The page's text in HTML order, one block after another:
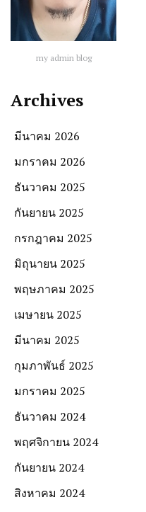
my admin blog
Archives
มีนาคม 2026
มกราคม 2026
ธันวาคม 2025
กันยายน 2025
กรกฎาคม 2025
มิถุนายน 2025
พฤษภาคม 2025
เมษายน 2025
มีนาคม 2025
กุมภาพันธ์ 2025
มกราคม 2025
ธันวาคม 2024
พฤศจิกายน 2024
กันยายน 2024
สิงหาคม 2024